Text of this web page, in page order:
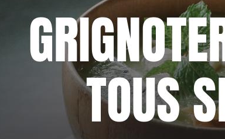
TOUS